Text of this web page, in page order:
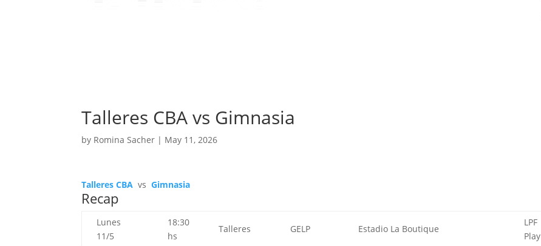
Talleres CBA vs Gimnasia
by Romina Sacher | May 11, 2026
Talleres CBA vs Gimnasia
Recap
Lunes
11/5
18:30
hs
Talleres GELP Estadio La Boutique
LPF
Play